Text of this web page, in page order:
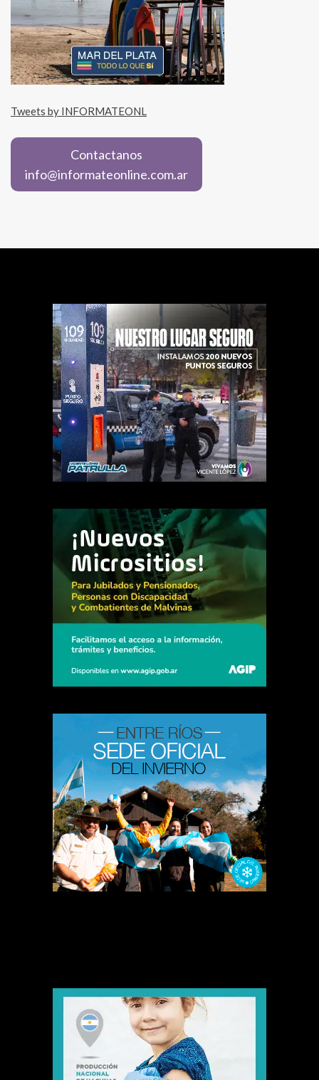
Tweets by INFORMATEONL
Contactanos
info@informateonline.com.ar